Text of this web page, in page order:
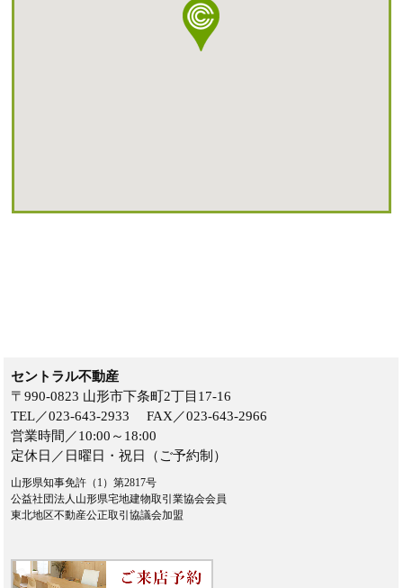
セントラル不動産
〒990-0823 山形市下条町2丁目17-16
TEL／023-643-2933 FAX／023-643-2966
営業時間／10:00～18:00
定休日／日曜日・祝日（ご予約制）
山形県知事免許（1）第2817号
公益社団法人山形県宅地建物取引業協会会員
東北地区不動産公正取引協議会加盟